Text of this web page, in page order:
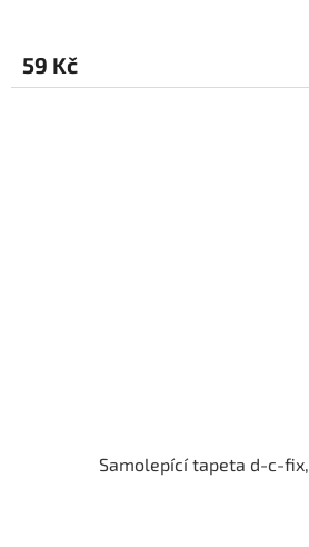
59 Kč
Samolepící tapeta d-c-